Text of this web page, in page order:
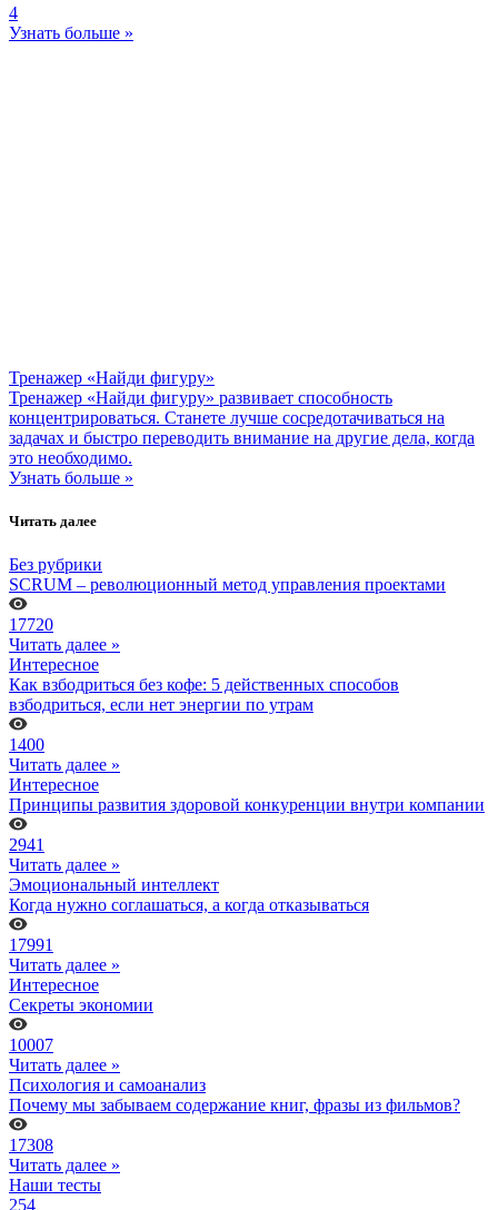
4
Узнать больше »
Тренажер «Найди фигуру»
Тренажер «Найди фигуру» развивает способность
концентрироваться. Станете лучше сосредотачиваться на
задачах и быстро переводить внимание на другие дела, когда
это необходимо.
Узнать больше »
Читать далее
Без рубрики
SCRUM – революционный метод управления проектами
17720
Читать далее »
Интересное
Как взбодриться без кофе: 5 действенных способов
взбодриться, если нет энергии по утрам
1400
Читать далее »
Интересное
Принципы развития здоровой конкуренции внутри компании
2941
Читать далее »
Эмоциональный интеллект
Когда нужно соглашаться, а когда отказываться
17991
Читать далее »
Интересное
Секреты экономии
10007
Читать далее »
Психология и самоанализ
Почему мы забываем содержание книг, фразы из фильмов?
17308
Читать далее »
Наши тесты
254